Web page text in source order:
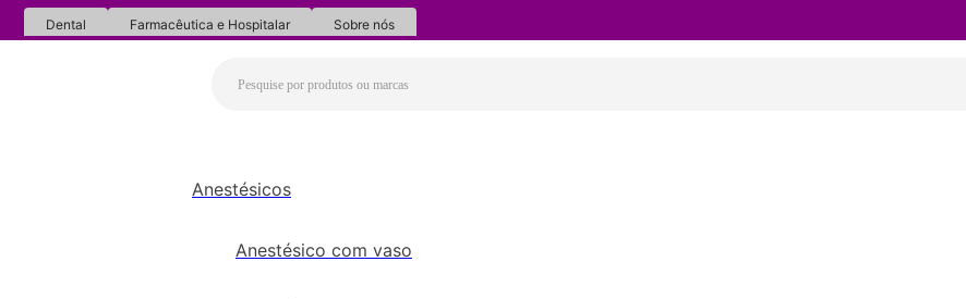
Dental Farmacêutica e Hospitalar Sobre nós
Anestésicos
Anestésico com vaso